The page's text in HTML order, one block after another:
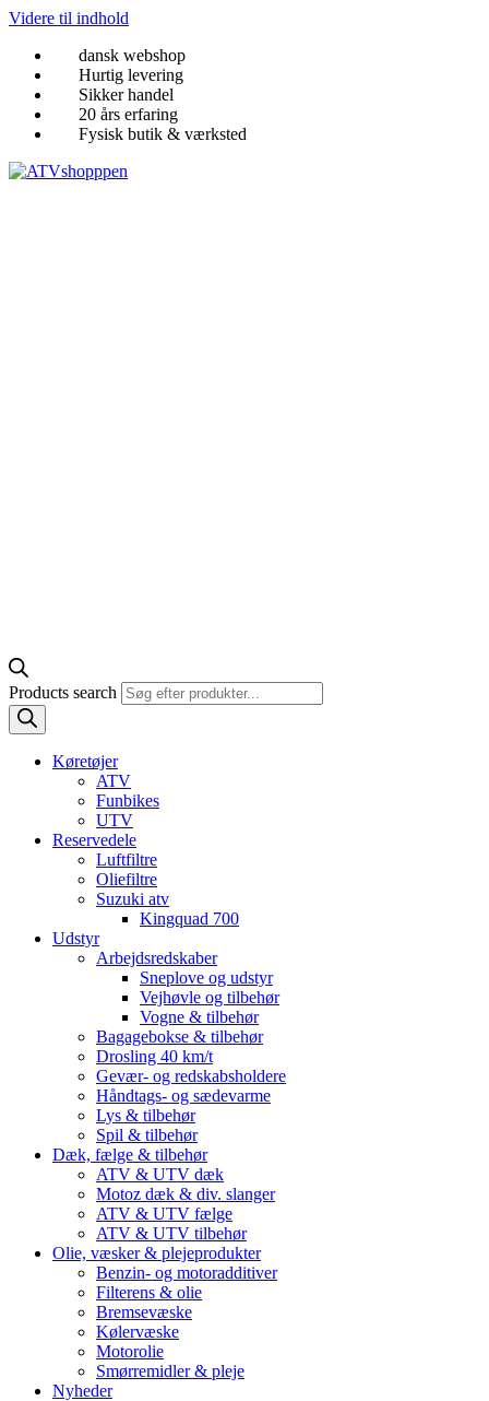
Videre til indhold
dansk webshop
Hurtig levering
Sikker handel
20 års erfaring
Fysisk butik & værksted
Products search
Køretøjer
ATV
Funbikes
UTV
Reservedele
Luftfiltre
Oliefiltre
Suzuki atv
Kingquad 700
Udstyr
Arbejdsredskaber
Sneplove og udstyr
Vejhøvle og tilbehør
Vogne & tilbehør
Bagagebokse & tilbehør
Drosling 40 km/t
Gevær- og redskabsholdere
Håndtags- og sædevarme
Lys & tilbehør
Spil & tilbehør
Dæk, fælge & tilbehør
ATV & UTV dæk
Motoz dæk & div. slanger
ATV & UTV fælge
ATV & UTV tilbehør
Olie, væsker & plejeprodukter
Benzin- og motoradditiver
Filterens & olie
Bremsevæske
Kølervæske
Motorolie
Smørremidler & pleje
Nyheder